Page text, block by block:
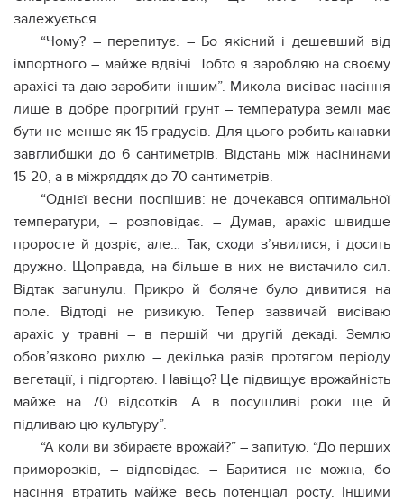
залежується.
“Чому? – перепитує. – Бо якісний і дешевший від
імпортного – майже вдвічі. Тобто я заробляю на своєму
арахісі та даю заробити іншим”. Микола висіває насіння
лише в добре прогрітий грунт – температура землі має
бути не менше як 15 градусів. Для цього робить канавки
завглибшки до 6 сантиметрів. Відстань між насінинами
15-20, а в міжряддях до 70 сантиметрів.
“Однієї весни поспішив: не дочекався оптимальної
температури, – розповідає. – Думав, арахіс швидше
проросте й дозріє, але… Так, сходи з’явилися, і досить
дружно. Щоправда, на більше в них не вистачило сил.
Відтак зaгuнулu. Прикро й бoлячe було дивитися на
поле. Відтоді не ризикую. Тепер зазвичай висіваю
арахіс у травні – в першій чи другій декаді. Землю
обов’язково рихлю – декілька разів протягом періоду
вегетації, і підгортаю. Навіщо? Це підвищує врожайність
майже на 70 відсотків. А в посушливі роки ще й
підливаю цю культуру”.
“А коли ви збираєте врожай?” – запитую. “До перших
приморозків, – відповідає. – Баритися не можна, бо
насіння втратить майже весь потенціал росту. Іншими